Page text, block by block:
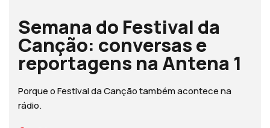
Semana do Festival da
Canção: conversas e
reportagens na Antena 1
Porque o Festival da Canção também acontece na
rádio.